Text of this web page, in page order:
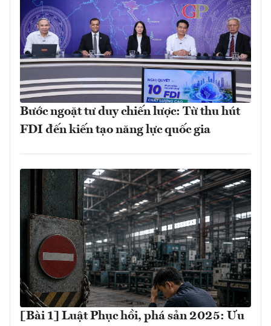
Bước ngoặt tư duy chiến lược: Từ thu hút
FDI đến kiến tạo năng lực quốc gia
[Bài 1] Luật Phục hồi, phá sản 2025: Ưu